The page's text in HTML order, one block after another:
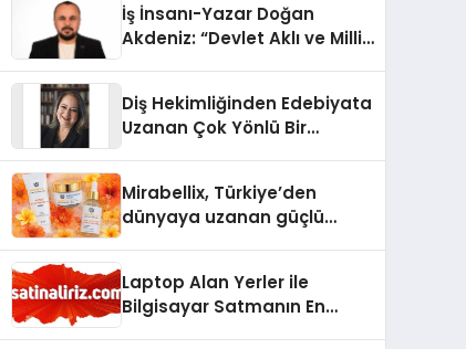
İş İnsanı-Yazar Doğan
Akdeniz: “Devlet Aklı ve Milli
Diş Hekimliğinden Edebiyata
Uzanan Çok Yönlü Bir
Mirabellix, Türkiye’den
dünyaya uzanan güçlü
Laptop Alan Yerler ile
Bilgisayar Satmanın En